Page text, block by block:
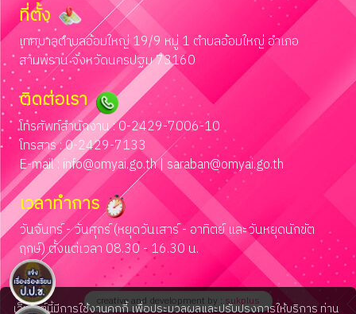
ที่ตั้ง
เทศบาลตำบลอ้อมใหญ่ 19/9 หมู่ 1 ตำบลอ้อมใหญ่ อำเภอ
สามพราน จังหวัดนครปฐม 73160
ติดต่อเรา
โทรศัพท์สำนักงาน : 0-2429-7006-10
โทรสาร : 0-2429-7133
E-mail : info@omyai.go.th| saraban@omyai.go.th
เวลาทำการ
วันจันทร์ - วันศุกร์ (หยุดวันเสาร์ - อาทิตย์ และวันหยุดนักขัต
ฤกษ์) ตั้งแต่เวลา 08.30 - 16.30 น.
creative and development by :sukplus
เว็บไซต์นี้มีการใช้งานคุกกี้ เพื่อประมวลผลและปรับปรุงการให้บริการ ท่าน